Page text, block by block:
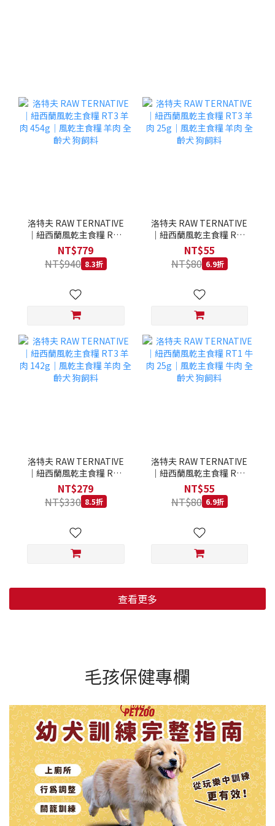
洛特夫 RAW TERNATIVE
｜紐西蘭風乾主食糧 RT3
羊肉 454g｜風乾主食糧 羊
肉 全齡犬 狗飼料
NT$779
NT$940 8.3折
洛特夫 RAW TERNATIVE
｜紐西蘭風乾主食糧 RT3
羊肉 25g｜風乾主食糧 羊
肉 全齡犬 狗飼料
NT$55
NT$80 6.9折
洛特夫 RAW TERNATIVE
｜紐西蘭風乾主食糧 RT3
羊肉 142g｜風乾主食糧 羊
肉 全齡犬 狗飼料
NT$279
NT$330 8.5折
洛特夫 RAW TERNATIVE
｜紐西蘭風乾主食糧 RT1
牛肉 25g｜風乾主食糧 牛
肉 全齡犬 狗飼料
NT$55
NT$80 6.9折
查看更多
毛孩保健專欄